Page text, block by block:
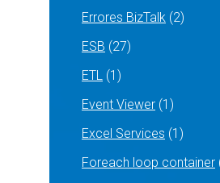
Errores BizTalk (2)
ESB (27)
ETL (1)
Event Viewer (1)
Excel Services (1)
Foreach loop container